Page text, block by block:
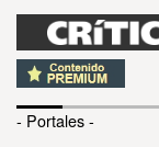
- Portales -